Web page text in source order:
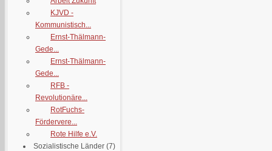
KJVD -
Kommunistisch...
Ernst-Thälmann-
Gede...
Ernst-Thälmann-
Gede...
RFB -
Revolutionäre...
RotFuchs-
Fördervere...
Rote Hilfe e.V.
Sozialistische Länder (7)